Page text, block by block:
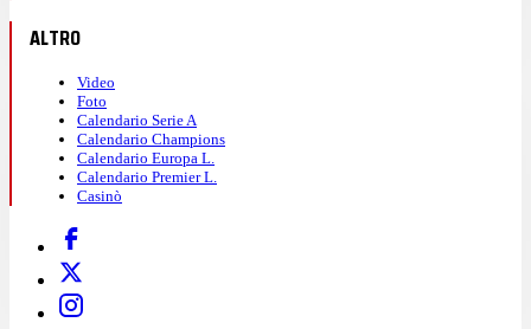
ALTRO
Video
Foto
Calendario Serie A
Calendario Champions
Calendario Europa L.
Calendario Premier L.
Casinò